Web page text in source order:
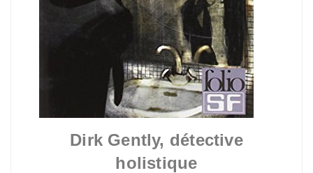
Dirk Gently, détective
holistique